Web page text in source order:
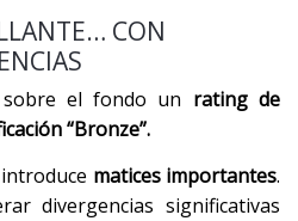
CON
el fondo un rating de
“Bronze”.
matices importantes.
divergencias significativas